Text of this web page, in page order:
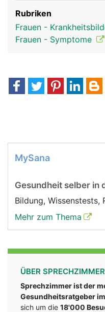
Rubriken
Frauen -
Frauen - Symptome
MySana
Gesundheit selber in
Bildung, Wissenstests,
Mehr zum Thema
ÜBER
Sprechzimmer ist der
Gesundheitsratgeber
sich um die 18'000